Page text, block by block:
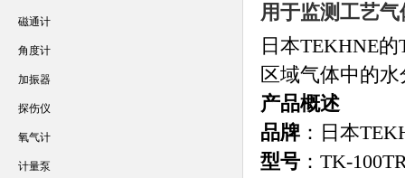
用于监测工艺
日本TEKHNE
区域气体中的
产品概述
品牌：日本
型号：TK-
磁通计
角度计
加振器
探伤仪
氧气计
计量泵